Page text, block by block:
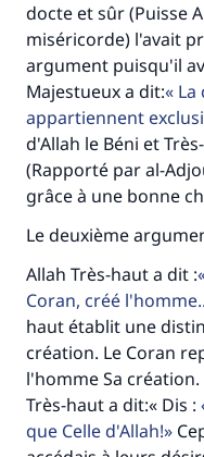
docte et sûr (Puisse
miséricorde) l'avait
argument puisqu'il
Majestueux a dit:
La
appartiennent
d'Allah le Béni et
(Rapporté par al-
grâce à une bonne
Le deuxième
Allah Très-haut a dit :
Coran, créé
haut établit une
création. Le Coran
l'homme Sa création.
Très-haut a dit:« Dis :
que Celle d'Allah!